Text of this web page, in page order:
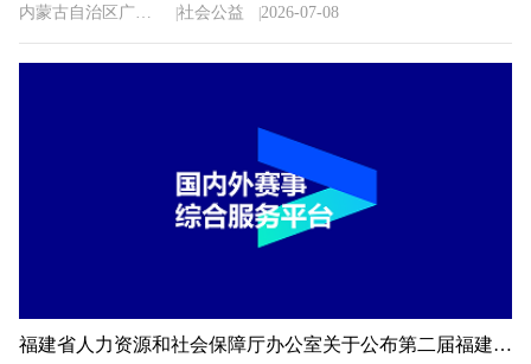
内蒙古自治区广播电视局 社会公益 2026-07-08
福建省人力资源和社会保障厅办公室关于公布第二届福建省“青春之歌”创业创新大赛获奖名单的通知